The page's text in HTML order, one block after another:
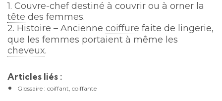
1. Couvre-chef destiné à couvrir ou à orner la
tête des femmes.
2. Histoire – Ancienne coiffure faite de lingerie,
que les femmes portaient à même les
cheveux.
Articles liés :
Glossaire : coiffant, coiffante